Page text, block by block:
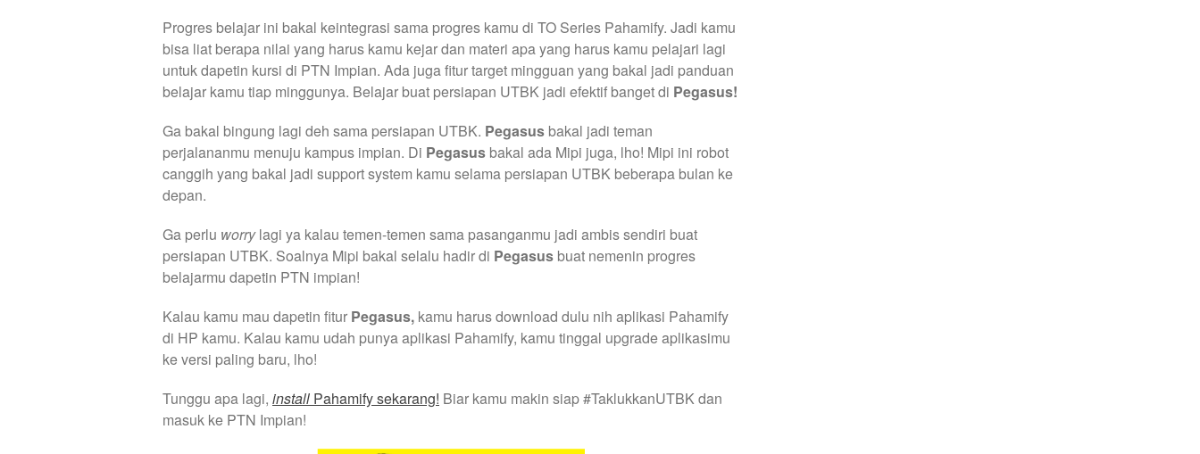
Progres belajar ini bakal keintegrasi sama progres kamu di TO Series Pahamify. Jadi kamu
bisa liat berapa nilai yang harus kamu kejar dan materi apa yang harus kamu pelajari lagi
untuk dapetin kursi di PTN Impian. Ada juga fitur target mingguan yang bakal jadi panduan
belajar kamu tiap minggunya. Belajar buat persiapan UTBK jadi efektif banget di Pegasus!
Ga bakal bingung lagi deh sama persiapan UTBK. Pegasus bakal jadi teman
perjalananmu menuju kampus impian. Di Pegasus bakal ada Mipi juga, lho! Mipi ini robot
canggih yang bakal jadi support system kamu selama persiapan UTBK beberapa bulan ke
depan.
Ga perlu worrylagi ya kalau temen-temen sama pasanganmu jadi ambis sendiri buat
persiapan UTBK. Soalnya Mipi bakal selalu hadir di Pegasus buat nemenin progres
belajarmu dapetin PTN impian!
Kalau kamu mau dapetin fitur Pegasus, kamu harus download dulu nih aplikasi Pahamify
di HP kamu. Kalau kamu udah punya aplikasi Pahamify, kamu tinggal upgrade aplikasimu
ke versi paling baru, lho!
Tunggu apa lagi, install Pahamify sekarang! Biar kamu makin siap #TaklukkanUTBK dan
masuk ke PTN Impian!